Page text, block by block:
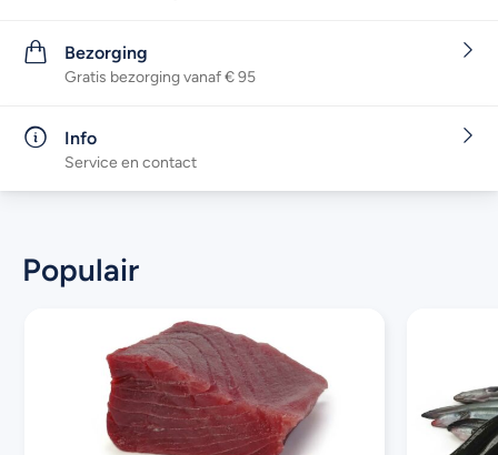
Bezorging
Gratis bezorging vanaf € 95
Info
Service en contact
Populair